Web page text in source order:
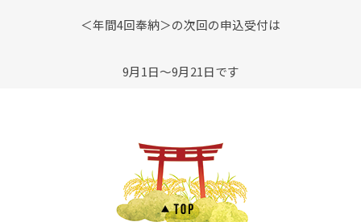
＜年間4回奉納＞の次回の申込受付は
9月1日～9月21日です